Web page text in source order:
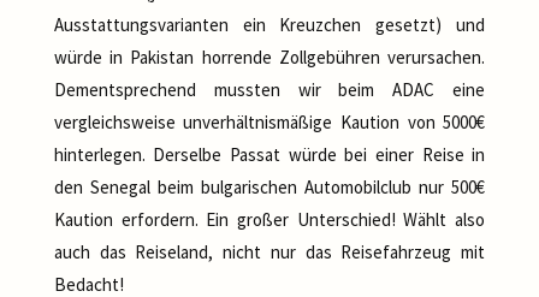
Ausstattungsvarianten ein Kreuzchen gesetzt) und
würde in Pakistan horrende Zollgebühren verursachen.
Dementsprechend mussten wir beim ADAC eine
vergleichsweise unverhältnismäßige Kaution von 5000€
hinterlegen. Derselbe Passat würde bei einer Reise in
den Senegal beim bulgarischen Automobilclub nur 500€
Kaution erfordern. Ein großer Unterschied! Wählt also
auch das Reiseland, nicht nur das Reisefahrzeug mit
Bedacht!